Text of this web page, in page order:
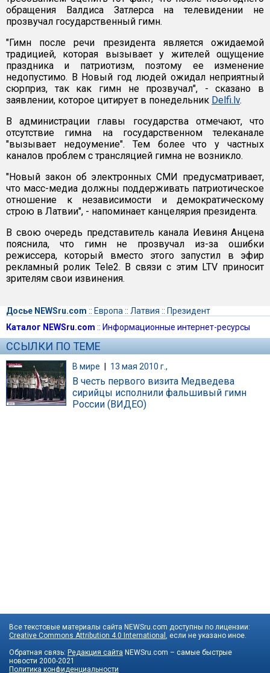
обращения Валдиса Затлерса на телевидении не
прозвучал государственный гимн.
"Гимн после речи президента является ожидаемой
традицией, которая вызывает у жителей ощущение
праздника и патриотизм, поэтому ее изменение
недопустимо. В Новый год людей ожидал неприятный
сюрприз, так как гимн не прозвучал", - сказано в
заявлении, которое цитирует в понедельник Delfi.lv.
В администрации главы государства отмечают, что
отсутствие гимна на государственном телеканале
"вызывает недоумение". Тем более что у частных
каналов проблем с трансляцией гимна не возникло.
"Новый закон об электронных СМИ предусматривает,
что масс-медиа должны поддерживать патриотическое
отношение к независимости и демократическому
строю в Латвии", - напоминает канцелярия президента.
В свою очередь представитель канала Иевиня Анцена
пояснила, что гимн не прозвучал из-за ошибки
режиссера, который вместо этого запустил в эфир
рекламный ролик Tele2. В связи с этим LTV приносит
зрителям свои извинения.
Досье NEWSru.com :: Европа :: Латвия :: Президент
Каталог NEWSru.com :: Информационные интернет-ресурсы
ССЫЛКИ ПО ТЕМЕ
В мире | 13 мая 2010 г.,
В честь первого визита Медведева
сирийцы исполнили фальшивый гимн
России (ВИДЕО)
Все текстовые материалы сайта NEWSru.com доступны по лицензии:
Creative Commons Attribution 4.0 International
, если не указано иное.
Обратная связь: Редакция сайта NEWSru.com – самые быстрые
новости 2000-2021
Политика конфиденциальности